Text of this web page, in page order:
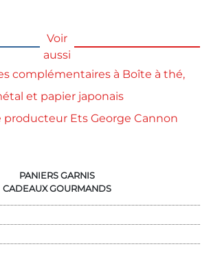
Voir
aussi
complémentaires à Boîte à thé,
et papier japonais
producteur Ets George Cannon
PANIERS GARNIS
CADEAUX GOURMANDS